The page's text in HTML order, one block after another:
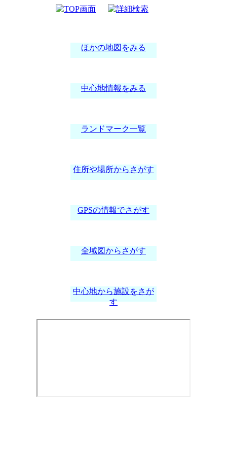
ほかの地図をみる
中心地情報をみる
ランドマーク一覧
住所や場所からさがす
GPSの情報でさがす
全域図からさがす
中心地から施設をさが
す